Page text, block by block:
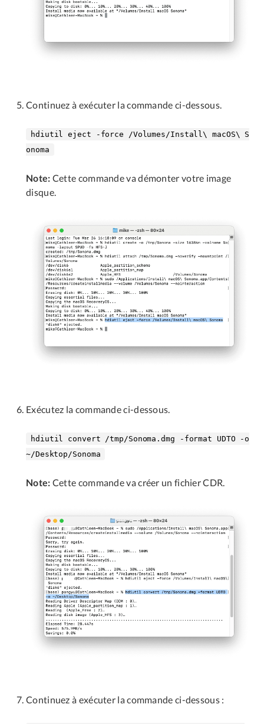
Continuez à exécuter la commande ci-dessous.
hdiutil eject -force /Volumes/Install\ macOS\ S
onoma
Note: Cette commande va démonter votre image
disque.
Exécutez la commande ci-dessous.
hdiutil convert /tmp/Sonoma.dmg -format UDTO -o
~/Desktop/Sonoma
Note: Cette commande va créer un fichier CDR.
Continuez à exécuter la commande ci-dessous :